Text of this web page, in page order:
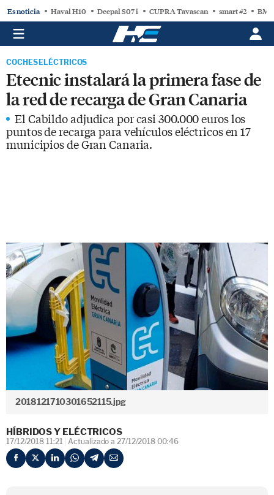
Es noticia Haval H10 Deepal S07 i CUPRA Tavascan smart #2
COCHES ELÉCTRICOS
Etecnic instalará la primera fase de
la red de recarga de Gran Canaria
El Cabildo adjudica por casi 300.000 euros los
puntos de recarga para vehículos eléctricos en 17
municipios de Gran Canaria.
2018121710301652115.jpg
HÍBRIDOS Y ELÉCTRICOS
17/12/2018 11:21 Actualizado a 27/12/2018 00:46